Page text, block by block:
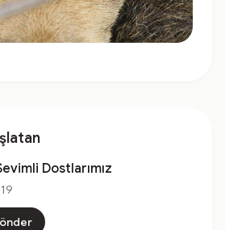
Dostlarımız